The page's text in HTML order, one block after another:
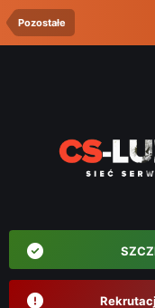
Pozostałe